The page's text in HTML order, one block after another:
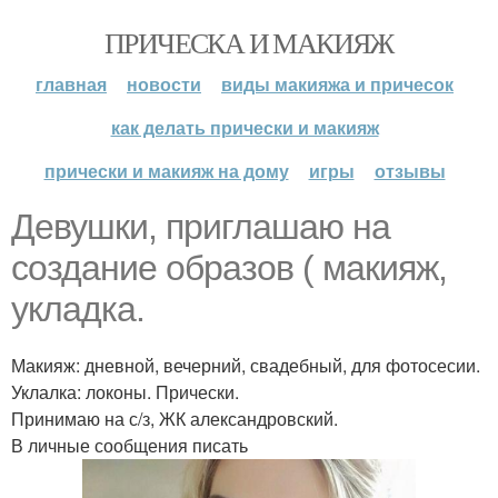
ПРИЧЕСКА И МАКИЯЖ
главная новости
виды макияжа и причесок
как делать прически и макияж
прически и макияж на дому
игры отзывы
Девушки, приглашаю на
создание образов ( макияж,
укладка.
Макияж: дневной, вечерний, свадебный, для фотосесии.
Уклалка: локоны. Прически.
Принимаю на с/з, ЖК александровский.
В личные сообщения писать